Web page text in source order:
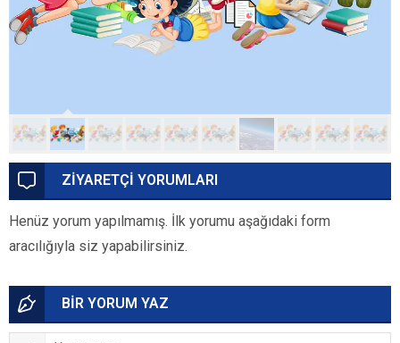
ZİYARETÇİ YORUMLARI
Henüz yorum yapılmamış. İlk yorumu aşağıdaki form
aracılığıyla siz yapabilirsiniz.
BİR YORUM YAZ